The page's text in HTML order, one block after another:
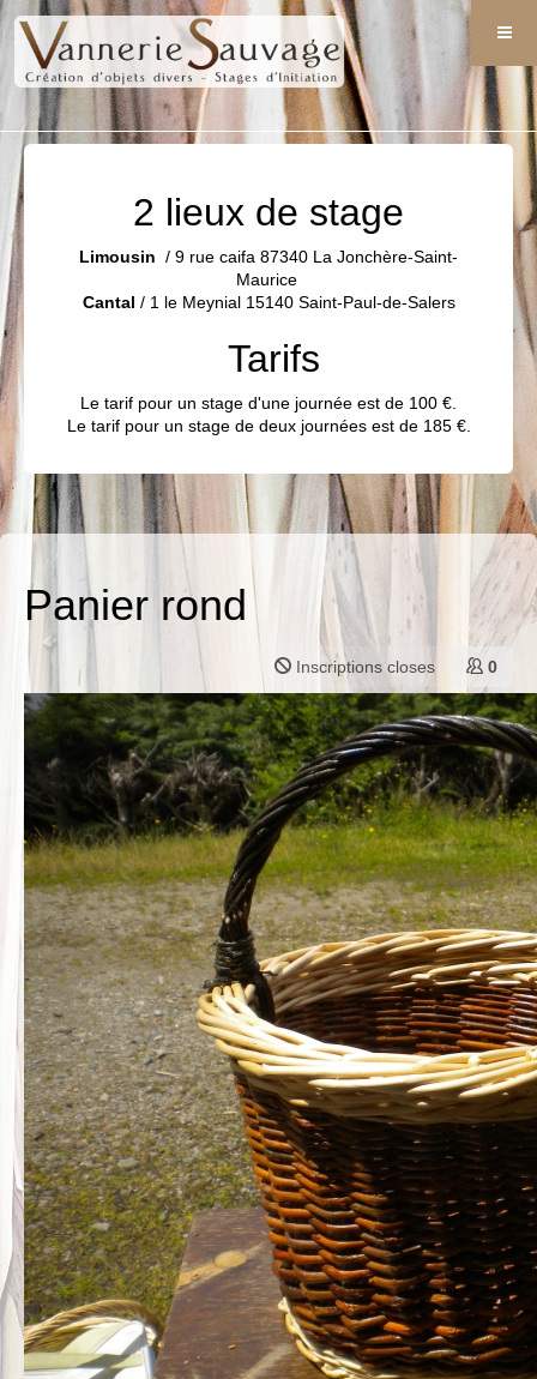
2 lieux de stage
Limousin / 9 rue caifa 87340 La Jonchère-Saint-
Maurice
Cantal / 1 le Meynial 15140 Saint-Paul-de-Salers
Tarifs
Le tarif pour un stage d'une journée est de 100 €.
Le tarif pour un stage de deux journées est de 185 €.
Panier rond
Inscriptions closes 0